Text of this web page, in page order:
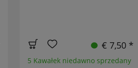
€ 7,50 *
5 Kawałek niedawno sprzedany